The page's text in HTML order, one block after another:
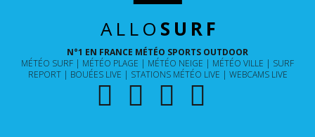
ALLO SURF
N°1 EN FRANCE MÉTÉO SPORTS OUTDOOR
MÉTÉO SURF
MÉTÉO PLAGE MÉTÉO NEIGE MÉTÉO VILLE
SURF
REPORT
BOUÉES LIVE STATIONS MÉTÉO LIVE WEBCAMS LIVE